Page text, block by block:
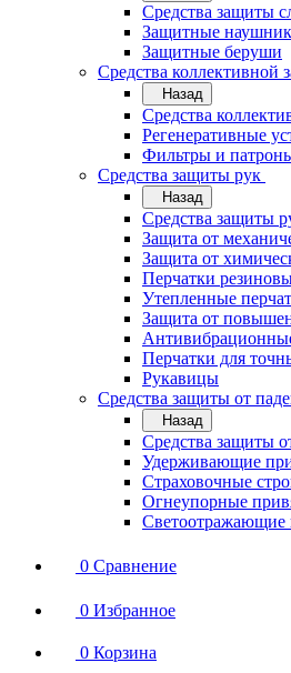
Средства защиты
Защитные
Защитные беруши
Средства коллективной
Назад
Средства
Регенеративные
Фильтры и
Средства защиты рук
Назад
Средства защиты
Защита от
Защита от
Перчатки
Утепленные
Защита от
Перчатки для
Рукавицы
Средства защиты от
Назад
Средства защиты
Удерживающие
Страховочные
Огнеупорные
Светоотражающие
0 Сравнение
0 Избранное
0 Корзина